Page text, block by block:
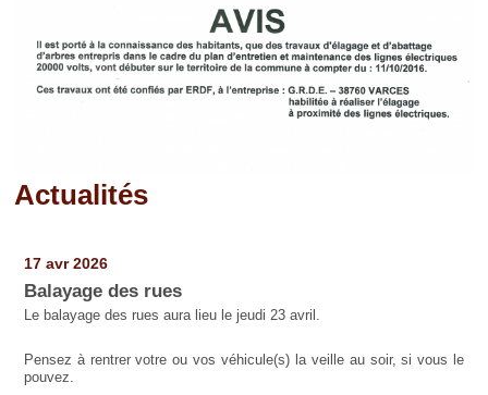
Actualités
17 avr 2026
Balayage des rues
Le balayage des rues aura lieu le jeudi 23 avril.
Pensez à rentrer votre ou vos véhicule(s) la veille au soir, si vous le
pouvez.
Pages